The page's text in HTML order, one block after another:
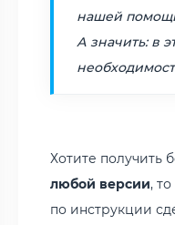
нашей
А значить: в
Хотите получить
любой версии,
по инструкции